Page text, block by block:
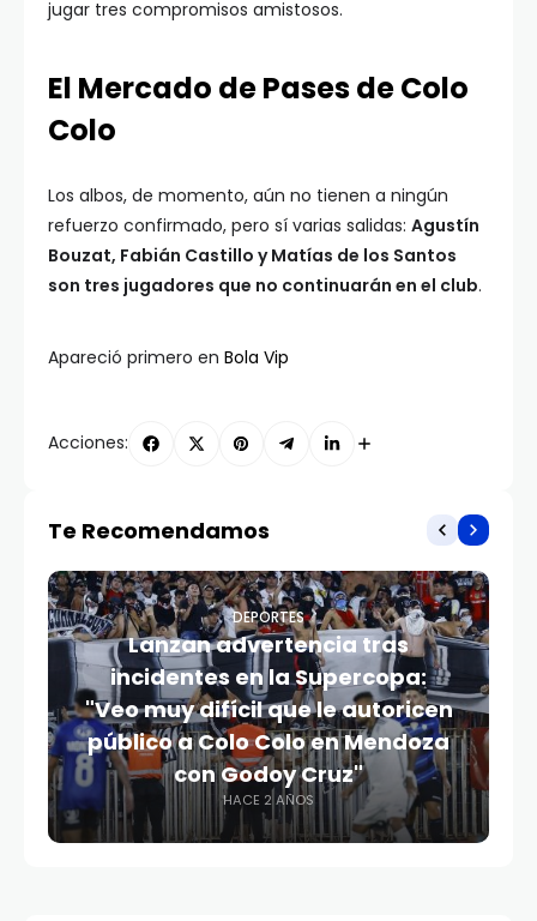
jugar tres compromisos amistosos.
El Mercado de Pases de Colo
Colo
Los albos, de momento, aún no tienen a ningún
refuerzo confirmado, pero sí varias salidas: Agustín
Bouzat, Fabián Castillo y Matías de los Santos
son tres jugadores que no continuarán en el club.
Apareció primero en Bola Vip
Acciones:
Te Recomendamos
DEPORTES
Lanzan advertencia tras
incidentes en la Supercopa:
"Veo muy difícil que le autoricen
público a Colo Colo en Mendoza
con Godoy Cruz"
HACE 2 AÑOS